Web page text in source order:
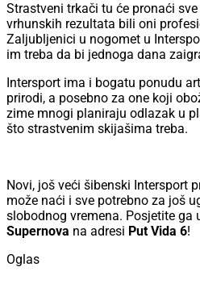
Strastveni trkači tu će pronaći
vrhunskih rezultata bili oni
Zaljubljenici u nogomet u
im treba da bi jednoga dana
Intersport ima i bogatu ponudu
prirodi, a posebno za one koji
zime mnogi planiraju odlazak u
što strastvenim skijašima treba.
Novi, još veći šibenski Intersport
može naći i sve potrebno za još
slobodnog vremena. Posjetite ga
Supernova na adresi Put Vida 6!
Oglas